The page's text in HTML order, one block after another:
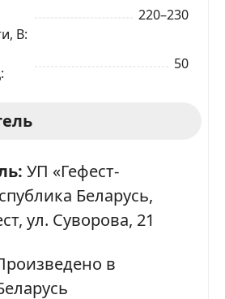
В
220–230
50
УП «Гефест-
Беларусь,
ул. Суворова, 21
в